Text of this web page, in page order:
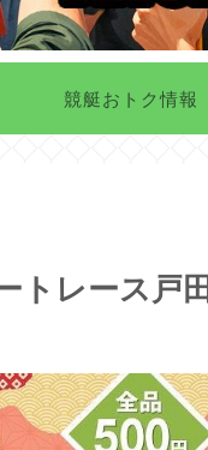
競艇おトク情報
トレース戸田